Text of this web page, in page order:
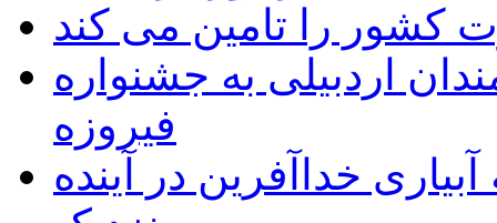
به۵۰ اثر هنرمندان اردبیلی به جشنواره
فیروزه
خداآفرین در آینده